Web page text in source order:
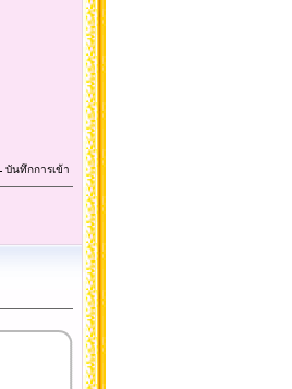
บันทึกการเข้า